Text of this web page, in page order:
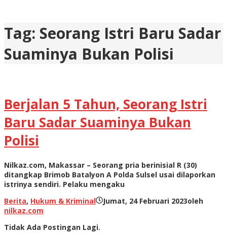
Tag: Seorang Istri Baru Sadar
Suaminya Bukan Polisi
Berjalan 5 Tahun, Seorang Istri
Baru Sadar Suaminya Bukan
Polisi
Nilkaz.com, Makassar – Seorang pria berinisial R (30)
ditangkap Brimob Batalyon A Polda Sulsel usai dilaporkan
istrinya sendiri. Pelaku mengaku
Berita, Hukum & Kriminal Jumat, 24 Februari 2023oleh
nilkaz.com
Tidak Ada Postingan Lagi.